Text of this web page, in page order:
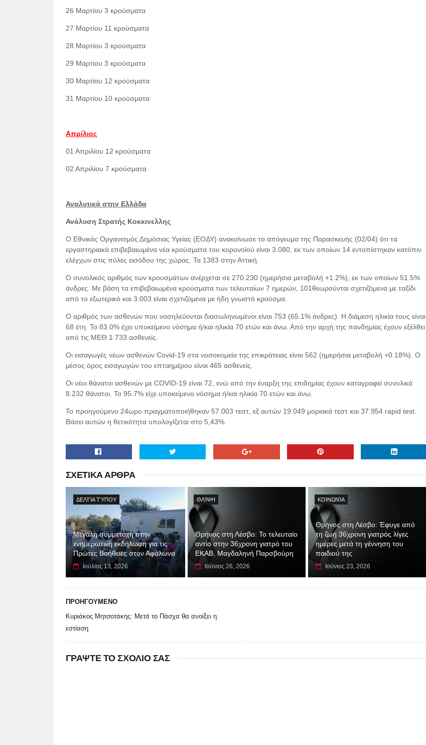
26 Μαρτίου 3 κρούσματα
27 Μαρτίου 11 κρούσματα
28 Μαρτίου 3 κρούσματα
29 Μαρτίου 3 κρούσματα
30 Μαρτίου 12 κρούσματα
31 Μαρτίου 10 κρούσματα
Απρίλιος
01 Απριλίου 12 κρούσματα
02 Απριλίου 7 κρούσματα
Αναλυτικά στην Ελλάδα
Ανάλυση Στρατής Κοκκινελλης
Ο Εθνικός Οργανισμός Δημόσιας Υγείας (ΕΟΔΥ) ανακοίνωσε το απόγευμα της Παρασκευής (02/04) ότι τα
εργαστηριακά επιβεβαιωμένα νέα κρούσματα του κορονοϊού είναι 3.080, εκ των οποίων 14 εντοπίστηκαν κατόπιν
ελέγχων στις πύλες εισόδου της χώρας. Τα 1383 στην Αττική.
Ο συνολικός αριθμός των κρουσμάτων ανέρχεται σε 270.230 (ημερήσια μεταβολή +1.2%), εκ των οποίων 51.5%
άνδρες. Με βάση τα επιβεβαιωμένα κρούσματα των τελευταίων 7 ημερών, 101θεωρούνται σχετιζόμενα με ταξίδι
από το εξωτερικό και 3.003 είναι σχετιζόμενα με ήδη γνωστό κρούσμα.
Ο αριθμός των ασθενών που νοσηλεύονται διασωληνωμένοι είναι 753 (65.1% άνδρες). Η διάμεση ηλικία τους είναι
68 έτη. To 83.0% έχει υποκείμενο νόσημα ή/και ηλικία 70 ετών και άνω. Από την αρχή της πανδημίας έχουν εξέλθει
από τις ΜΕΘ 1.733 ασθενείς.
Οι εισαγωγές νέων ασθενών Covid-19 στα νοσοκομεία της επικράτειας είναι 562 (ημερήσια μεταβολή +0.18%). Ο
μέσος όρος εισαγωγών του επταημέρου είναι 465 ασθενείς.
Οι νέοι θάνατοι ασθενών με COVID-19 είναι 72, ενώ από την έναρξη της επιδημίας έχουν καταγραφεί συνολικά
8.232 θάνατοι. Το 95.7% είχε υποκείμενο νόσημα ή/και ηλικία 70 ετών και άνω.
Το προηγούμενο 24ωρο πραγματοποιήθηκαν 57.003 τεστ, εξ αυτών 19.049 μοριακά τεστ και 37.954 rapid test.
Βάσει αυτών η θετικότητα υπολογίζεται στο 5,43%.
ΣΧΕΤΙΚΑ ΑΡΘΡΑ
ΔΕΛΤΊΑ ΤΎΠΟΥ
Μεγάλη συμμετοχή στην
ενημερωτική εκδήλωση για τις
Πρώτες Βοήθειες στον Αφάλωνα
Ιούλιος 13, 2026
ΘΛΊΨΗ
Θρήνος στη Λέσβο: Το τελευταίο
αντίο στην 36χρονη γιατρό του
ΕΚΑΒ, Μαγδαληνή Παρσβούρη
Ιούνιος 26, 2026
ΚΟΙΝΩΝΊΑ
Θρήνος στη Λέσβο: Έφυγε από
τη ζωή 36χρονη γιατρός λίγες
ημέρες μετά τη γέννηση του
παιδιού της
Ιούνιος 23, 2026
ΠΡΟΗΓΟΥΜΕΝΟ
Κυριάκος Μητσοτάκης: Μετά το Πάσχα θα ανοίξει η
εστίαση
ΓΡΑΨΤΕ ΤΟ ΣΧΟΛΙΟ ΣΑΣ